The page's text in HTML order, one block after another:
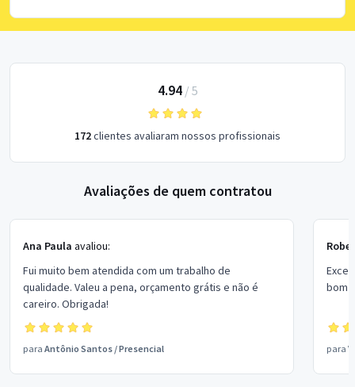
4.94/ 5
172clientes avaliaram nossos profissionais
Avaliações de quem contratou
Ana Paula avaliou:
Fui muito bem atendida com um trabalho de
qualidade. Valeu a pena, orçamento grátis e não é
careiro. Obrigada!
para Antônio Santos /Presencial
bom
para